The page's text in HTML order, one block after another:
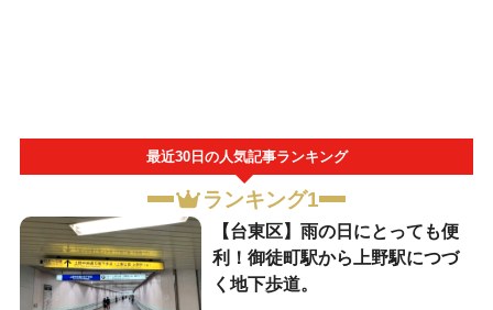
最近30日の人気記事ランキング
ランキング1
【台東区】雨の日にとっても便
利！御徒町駅から上野駅につづ
く地下歩道。